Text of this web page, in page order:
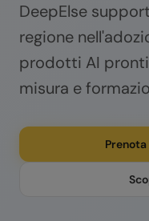
DeepElse
regione
prodotti AI pronti
misura e